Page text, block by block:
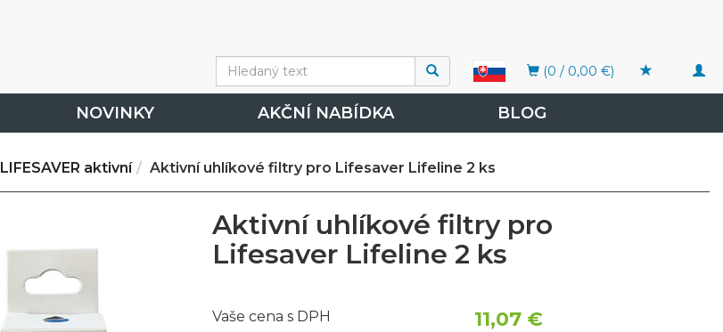
(0 / 0,00 €)
NOVINKY AKČNÍ NABÍDKA BLOG
LIFESAVER aktivní Aktivní uhlíkové filtry pro Lifesaver Lifeline 2 ks
Aktivní uhlíkové filtry pro
Lifesaver Lifeline 2 ks
Vaše cena s DPH 11,07 €